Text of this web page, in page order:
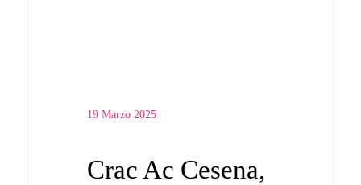
19 Marzo 2025
Crac Ac Cesena,